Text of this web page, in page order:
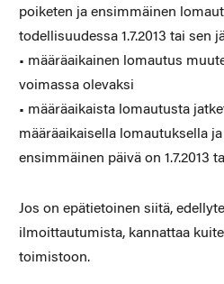
poiketen ja ensimmäinen
todellisuudessa 1.7.2013 tai sen
• määräaikainen lomautus
voimassa olevaksi
• määräaikaista lomautusta
määräaikaisella lomautuksella
ensimmäinen päivä on 1.7.2013
Jos on epätietoinen siitä,
ilmoittautumista, kannattaa
toimistoon.